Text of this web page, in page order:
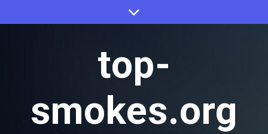
to
top-
smokes.org